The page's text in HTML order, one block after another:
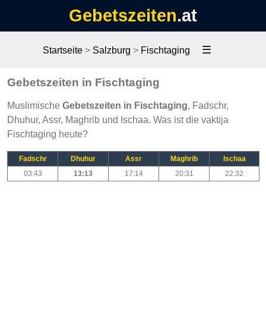
Gebetszeiten.at
Startseite > Salzburg > Fischtaging ☰
Gebetszeiten in Fischtaging
Muslimische Gebetszeiten in Fischtaging, Fadschr,
Dhuhur, Assr, Maghrib und Ischaa. Was ist die vaktija
Fischtaging heute?
Fadschr Dhuhur Assr Maghrib
Ischaa
03:43
13:13 17:14 20:31 22:32